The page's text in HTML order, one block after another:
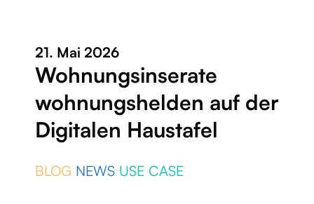
21. Mai 2026
Wohnungsinserate
wohnungshelden auf der
Digitalen Haustafel
BLOG NEWS USE CASE